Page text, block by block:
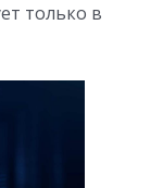
только в